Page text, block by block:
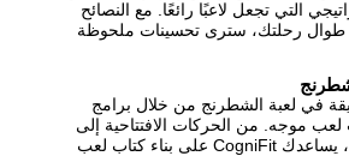
التي تجعل لاعبًا رائعًا. مع النصائح
طوال رحلتك، سترى تحسينات ملحوظة
في لعبة الشطرنج من خلال برامج
لعب موجه. من الحركات الافتتاحية إلى
استراتيجيات نهاية اللعبة، يساعدك CogniFit على بناء كتاب لعب